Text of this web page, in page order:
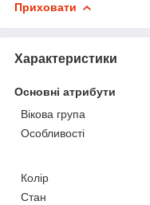
Приховати
Характеристики
Основні атрибути
Вікова група
Особливості
Колір
Стан